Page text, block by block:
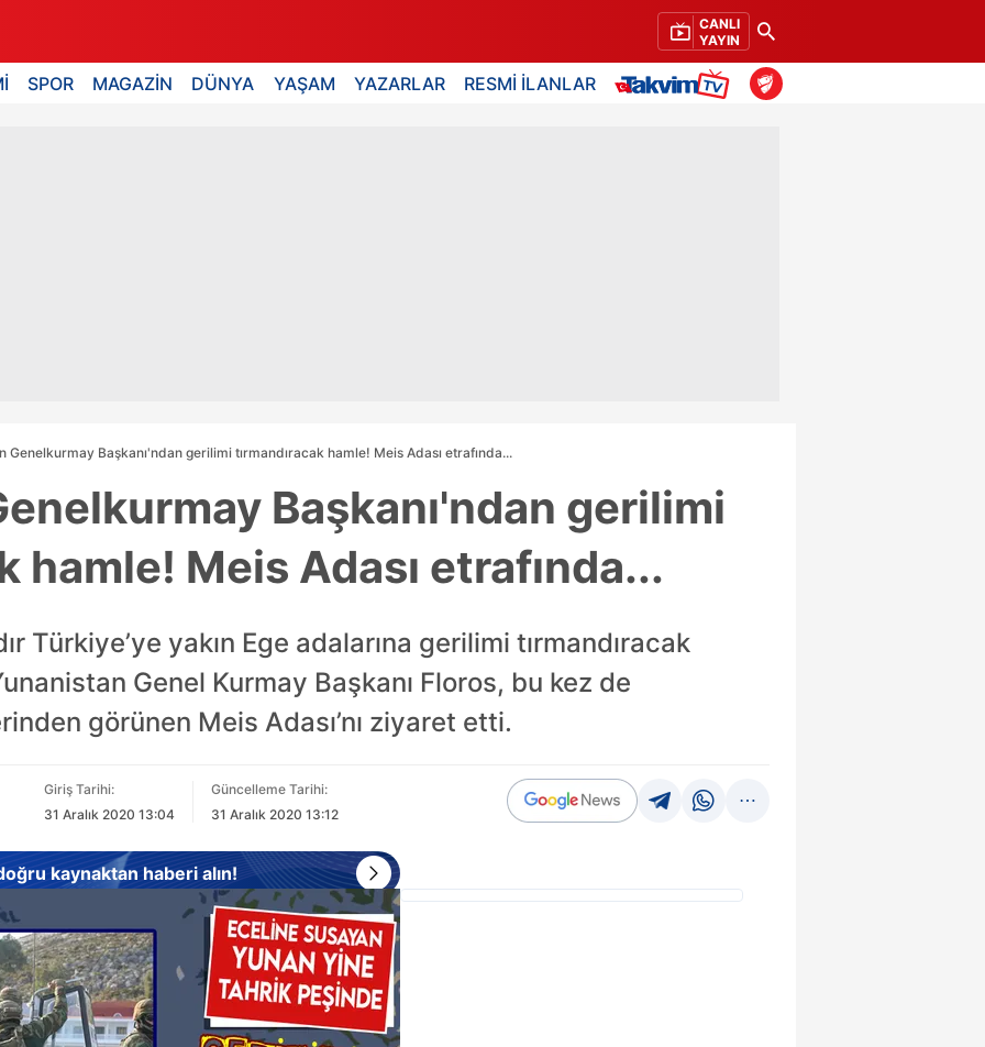
CANLI
YAYIN
SPOR MAGAZİN DÜNYA YAŞAM YAZARLAR RESMİ İLANLAR
Genelkurmay Başkanı'ndan gerilimi tırmandıracak hamle! Meis Adası etrafında...
Başkanı'ndan gerilimi
hamle! Meis Adası etrafında...
Türkiye’ye yakın Ege adalarına gerilimi tırmandıracak
Genel Kurmay Başkanı Floros, bu kez de
görünen Meis Adası’nı ziyaret etti.
Giriş Tarihi:
31 Aralık 2020 13:04
Güncelleme Tarihi:
31 Aralık 2020 13:12
kaynaktan haberi alın!